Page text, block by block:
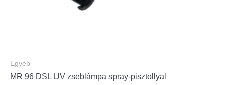
Egyéb
MR 96 DSL UV zseblámpa spray-pisztollyal